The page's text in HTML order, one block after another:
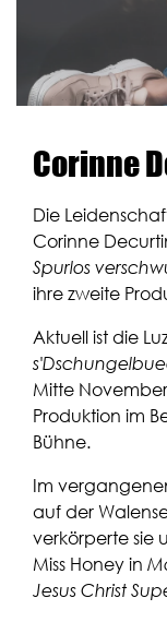
Gutschein
Gutschein
Corinne
Die
Corinne
Spurlos
ihre zweite
Aktuell ist die
Mitte
Produktion im
Bühne.
Im
auf der
verkörperte sie
Miss Honey in
Jesus Christ